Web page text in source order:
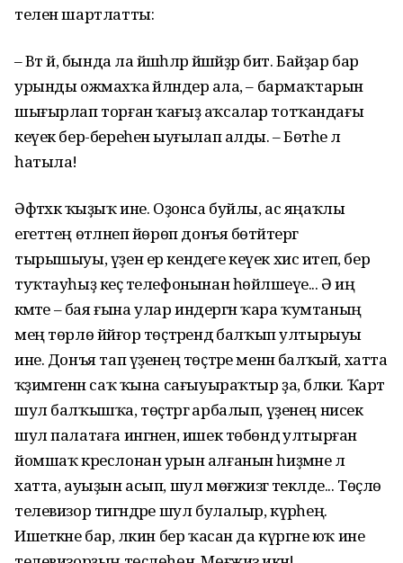
телен шартлатты:
– Вәт әй, бында ла йәшәһәләр йәшәйҙәр бит. Байҙар бар
урынды ожмахҡа әйләндерә ала, – бармаҡтарын
шығырлап торған ҡағыҙ аҡсалар тотҡандағы
кеүек бер-береһенә ыуғылап алды. – Бөтәһе лә
һатыла!
Әфтәхкә ҡыҙыҡ ине. Оҙонса буйлы, ас яңаҡлы
егеттең өтәләнеп йөрөп донъя бөтәйтергә
тырышыуы, үҙен ер кендеге кеүек хис итеп, бер
туҡтауһыҙ кеҫә телефонынан һөйләшеүе... Ә иң
әкәмәте – бая ғына улар индергән ҡара ҡумтаның
мең төрлө йәйғор төҫтәрендә балҡып ултырыуы
ине. Донъя тап үҙенең төҫтәре менән балҡый, хатта
ҡәҙимгенән саҡ ҡына сағыуыраҡтыр ҙа, бәлки. Ҡарт
шул балҡышҡа, төҫтәргә арбалып, үҙенең нисек
шул палатаға ингәнен, ишек төбөндә ултырған
йомшаҡ креслонан урын алғанын һиҙмәне лә
хатта, ауыҙын асып, шул мөғжизәгә текәлде... Төҫлө
телевизор тигәндәре шул булалыр, күрәһең.
Ишеткәне бар, ләкин бер ҡасан да күргәне юҡ ине